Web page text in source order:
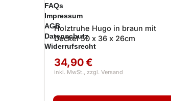
FAQs
Impressum
AGB
Datenschutz
Widerrufsrecht
Holztruhe Hugo in braun mit
Deckel 50 x 36 x 26cm
34,90 €